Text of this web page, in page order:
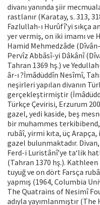
divanı yanında şiir
rastlanır (Karatay, s. 313,
Fazlullah-ı Hurûfî’yi sıkça
yer vermiş, on iki imamı ve
Hamid Mehmedzâde
Pervîz Abbâsî-yi Dâkânî
Tahran 1369 hş.) ve
âr-ı ?İmâdüddîn Nesîmî,
neşirleri yapılan divanın
gerçekleştirmiştir
Türkçe Çevirisi, Erzurum
gazel, yedi kaside, beş
bir muhammes
rubâî, yirmi kıta, üç
gazel bulunmaktadır.
Ferd-i Luristânî’ye ta‘lik
(Tahran 1370 hş.).
tuyuğ ve on dört Farsça
yapmış (1964, Columbia
The Quatrains of Nesimî
adıyla yayımlanmıştır (The